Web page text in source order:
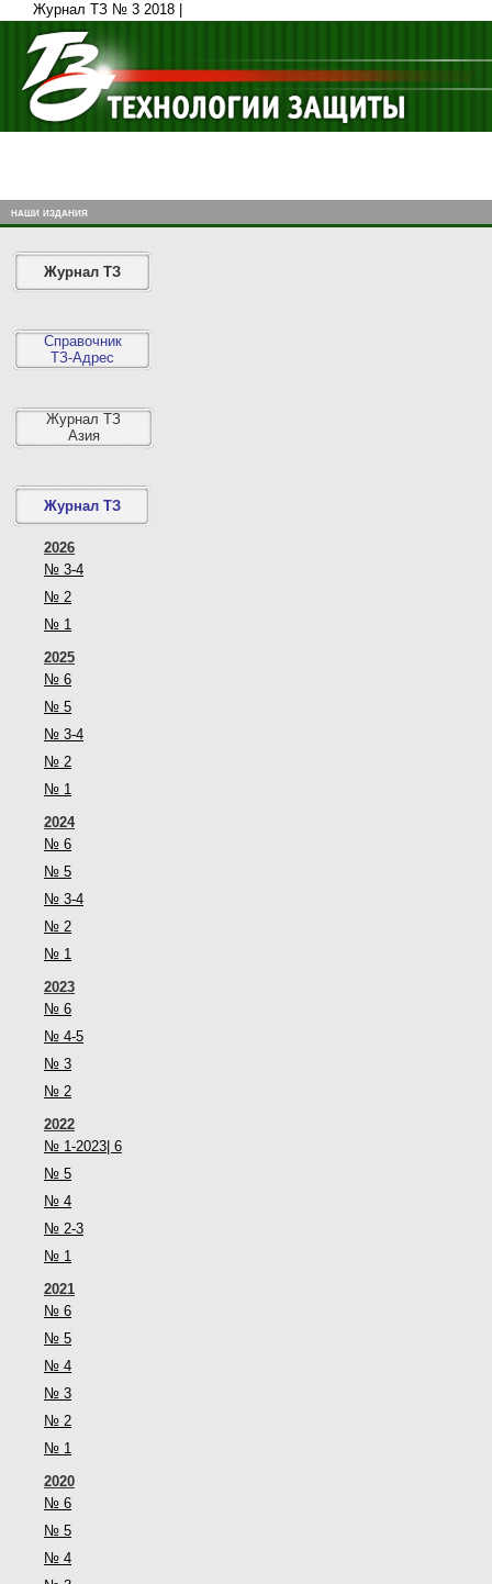
Журнал ТЗ № 3 2018 |
наши издания
Журнал ТЗ
Справочник
ТЗ-Адрес
Журнал ТЗ
Азия
Журнал ТЗ
2026
№ 3-4
№ 2
№ 1
2025
№ 6
№ 5
№ 3-4
№ 2
№ 1
2024
№ 6
№ 5
№ 3-4
№ 2
№ 1
2023
№ 6
№ 4-5
№ 3
№ 2
2022
№ 1-2023| 6
№ 5
№ 4
№ 2-3
№ 1
2021
№ 6
№ 5
№ 4
№ 3
№ 2
№ 1
2020
№ 6
№ 5
№ 4